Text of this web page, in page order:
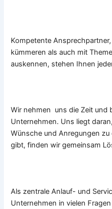
Kompetente
kümmeren als auch mit
auskennen, stehen Ihnen
Wir nehmen uns die Zeit und
Unternehmen. Uns liegt
Wünsche und Anregungen
gibt, finden wir gemeinsam
Als zentrale Anlauf- und
Unternehmen in vielen